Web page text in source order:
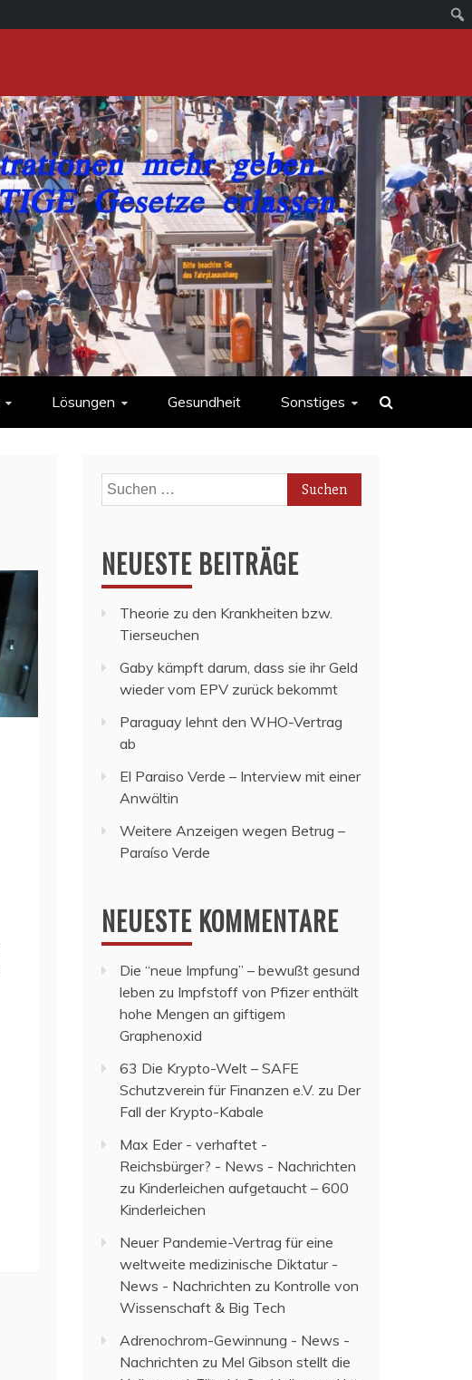
Lösungen Gesundheit Sonstiges
Suchen
nach:
NEUESTE BEITRÄGE
Theorie zu den Krankheiten bzw.
Tierseuchen
Gaby kämpft darum, dass sie ihr Geld
wieder vom EPV zurück bekommt
Paraguay lehnt den WHO-Vertrag
ab
El Paraiso Verde – Interview mit einer
Anwältin
Weitere Anzeigen wegen Betrug –
Paraíso Verde
NEUESTE KOMMENTARE
Die “neue Impfung” – bewußt gesund
leben zu Impfstoff von Pfizer enthält
hohe Mengen an giftigem
Graphenoxid
63 Die Krypto-Welt – SAFE
Schutzverein für Finanzen e.V. zu Der
Fall der Krypto-Kabale
Max Eder - verhaftet -
Reichsbürger? - News - Nachrichten
zu Kinderleichen aufgetaucht – 600
Kinderleichen
Neuer Pandemie-Vertrag für eine
weltweite medizinische Diktatur -
News - Nachrichten zu Kontrolle von
Wissenschaft & Big Tech
Adrenochrom-Gewinnung - News -
Nachrichten zu Mel Gibson stellt die